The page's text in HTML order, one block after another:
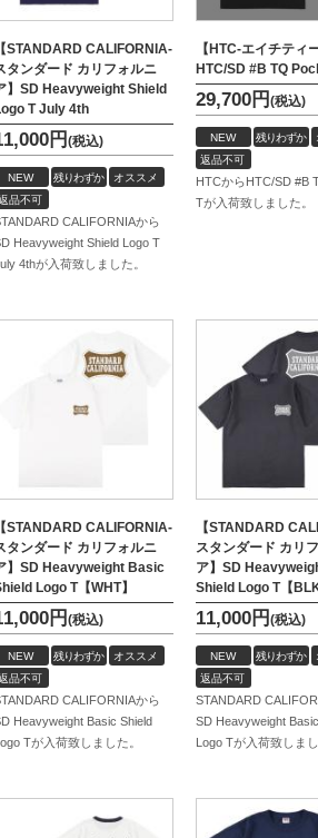
STANDARD CALIFORNIA-
タンダード カリフォルニ
】SD Heavyweight Shield
T July 4th
円 (税込)
NEW 残りわずか
オススメ
品不可
CALIFORNIAから
Heavyweight Shield Logo T
4thが入荷致しました。
【HTC-エイチティ
HTC/SD #B TQ
29,700円 (税込)
NEW 残りわずか
返品不可
HTCからHTC/SD #B
Tが入荷致しました。
STANDARD CALIFORNIA-
タンダード カリフォルニ
】SD Heavyweight Basic
Logo T【WHT】
円 (税込)
NEW 残りわずか
オススメ
品不可
CALIFORNIAから
Heavyweight Basic Shield
Tが入荷致しました。
【STANDARD
スタンダード カリ
ア】SD
Shield Logo T【BLK
11,000円 (税込)
NEW 残りわずか
返品不可
STANDARD
SD Heavyweight
Logo Tが入荷致しまし